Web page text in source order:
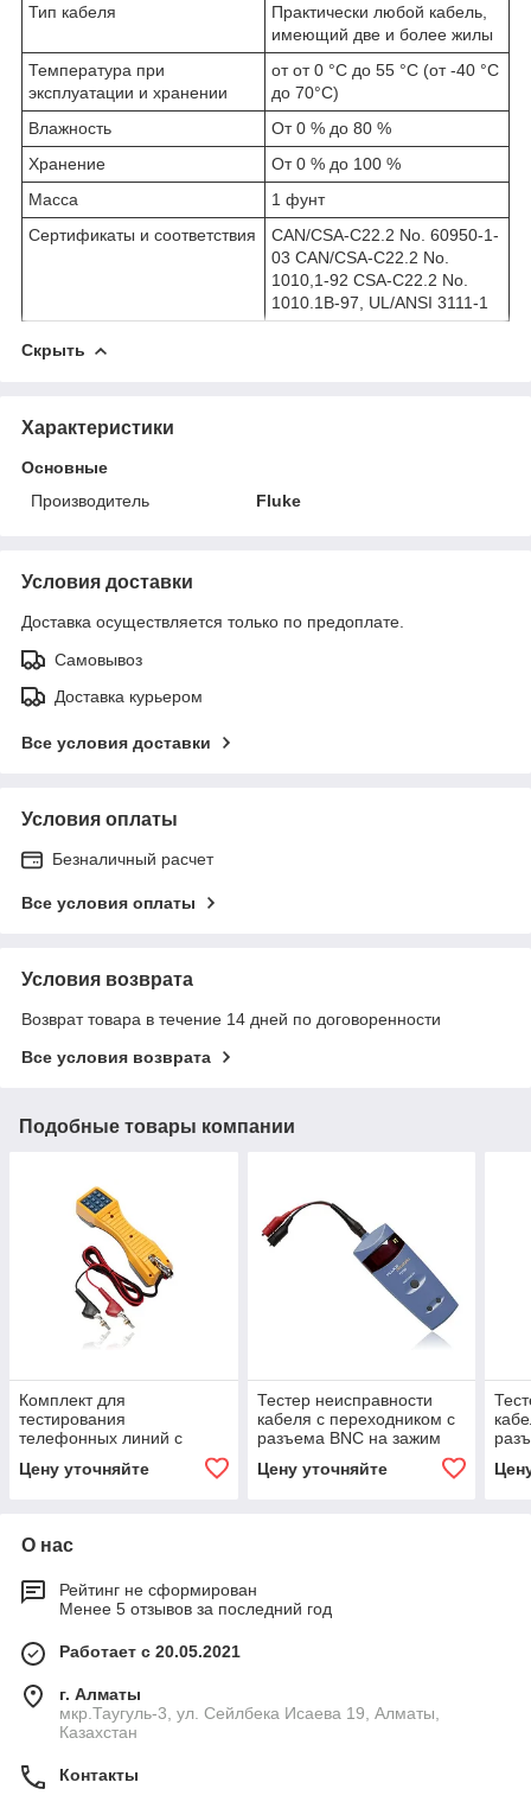
Тип кабеля
Практически любой кабель,
имеющий две и более жилы
Температура при
эксплуатации и хранении
от от 0 °C до 55 °C (от -40 °C
до 70°C)
Влажность
От 0 % до 80 %
Хранение
От 0 % до 100 %
Масса
1 фунт
Сертификаты и соответствия
CAN/CSA-C22.2 No. 60950-1-
03 CAN/CSA-C22.2 No.
1010,1-92 CSA-C22.2 No.
1010.1B-97, UL/ANSI 3111-1
Скрыть
Характеристики
Основные
Производитель
Fluke
Условия доставки
Доставка осуществляется только по предоплате.
Самовывоз
Доставка курьером
Все условия доставки
Условия оплаты
Безналичный расчет
Все условия оплаты
Условия возврата
Возврат товара в течение 14 дней по договоренности
Все условия возврата
Подобные товары компании
Комплект для
тестирования
телефонных линий с
переходом со штекера на
зажим типа «крокодил»
Цену уточняйте
Тестер неисправности
кабеля с переходником с
разъема BNC на зажим
Networks TS100
Цену уточняйте
О нас
Рейтинг не сформирован
Менее 5 отзывов за последний год
Работает с 20.05.2021
г. Алматы
мкр.Таугуль-3, ул. Сейлбека Исаева 19, Алматы,
Казахстан
Контакты